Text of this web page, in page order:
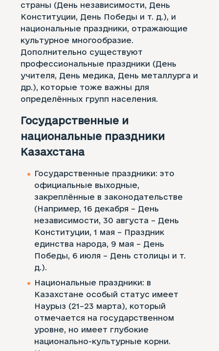
страны (День независимости, День
Конституции, День Победы и т. д.), и
национальные праздники, отражающие
культурное многообразие.
Дополнительно существуют
профессиональные праздники (День
учителя, День медика, День металлурга и
др.), которые тоже важны для
определённых групп населения.
Государственные и
национальные праздники
Казахстана
Государственные праздники: это
официальные выходные,
закреплённые в законодательстве
(Например, 16 декабря – День
независимости, 30 августа – День
Конституции, 1 мая – Праздник
единства народа, 9 мая – День
Победы, 6 июля – День столицы и т.
д.).
Национальные праздники: в
Казахстане особый статус имеет
Наурыз (21–23 марта), который
отмечается на государственном
уровне, но имеет глубокие
национально-культурные корни.